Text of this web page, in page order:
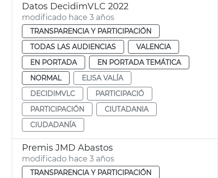
Datos DecidimVLC 2022
modificado hace 3 años
TRANSPARENCIA Y PARTICIPACIÓN
TODAS LAS AUDIENCIAS
VALENCIA
EN PORTADA
EN PORTADA TEMÁTICA
NORMAL
ELISA VALÍA
DECIDIMVLC
PARTICIPACIÓ
PARTICIPACIÓN
CIUTADANIA
CIUDADANÍA
Premis JMD Abastos
modificado hace 3 años
TRANSPARENCIA Y PARTICIPACIÓN